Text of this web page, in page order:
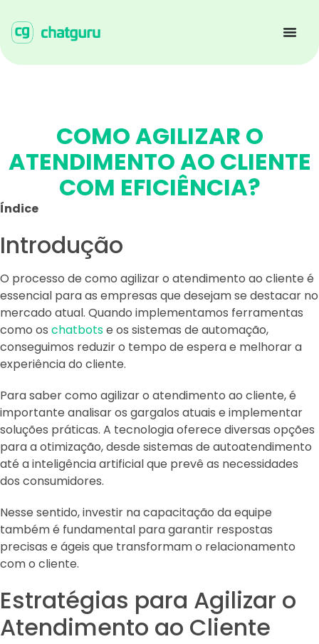
COMO AGILIZAR O
ATENDIMENTO AO CLIENTE
COM EFICIÊNCIA?
Índice
Introdução
O processo de como agilizar o atendimento ao cliente é
essencial para as empresas que desejam se destacar no
mercado atual. Quando implementamos ferramentas
como os chatbotse os sistemas de automação,
conseguimos reduzir o tempo de espera e melhorar a
experiência do cliente.
Para saber como agilizar o atendimento ao cliente, é
importante analisar os gargalos atuais e implementar
soluções práticas. A tecnologia oferece diversas opções
para a otimização, desde sistemas de autoatendimento
até a inteligência artificial que prevê as necessidades
dos consumidores.
Nesse sentido, investir na capacitação da equipe
também é fundamental para garantir respostas
precisas e ágeis que transformam o relacionamento
com o cliente.
Estratégias para Agilizar o
Atendimento ao Cliente